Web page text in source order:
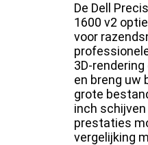
De Dell
1600 v2
voor
3D-
en breng uw
grote
inch schijven
prestaties
vergelijking